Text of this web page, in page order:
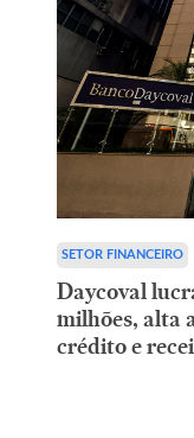
SETOR FINANCEIRO
Daycoval
milhões, alta
crédito e